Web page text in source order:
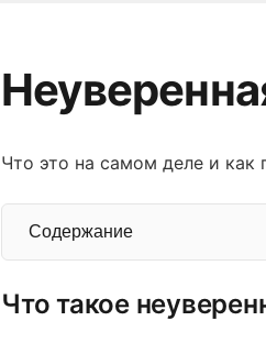
Что это на самом деле и как
Содержание
Что такое